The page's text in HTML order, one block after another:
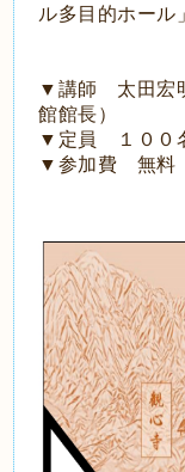
ル多目的ホール」
（
▼講師 太田宏
館館長）
▼定員 １００
▼参加費 無料